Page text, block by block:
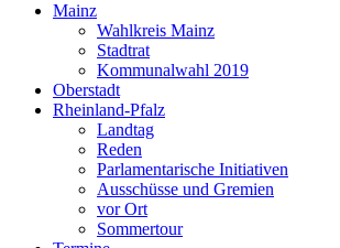
Mainz
Wahlkreis Mainz
Stadtrat
Kommunalwahl 2019
Oberstadt
Rheinland-Pfalz
Landtag
Reden
Parlamentarische Initiativen
Ausschüsse und Gremien
vor Ort
Sommertour